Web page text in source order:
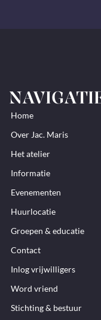
Home
Over Jac. Maris
Het atelier
Informatie
Evenementen
Huurlocatie
Groepen & educatie
Contact
Inlog vrijwilligers
Word vriend
Stichting & bestuur